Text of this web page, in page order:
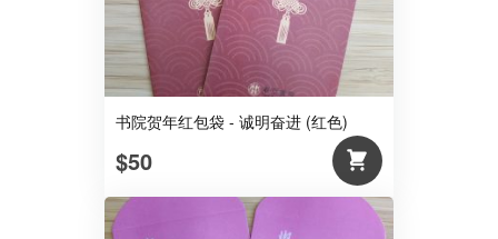
书院贺年红包袋 - 诚明奋进 (红色)
$50